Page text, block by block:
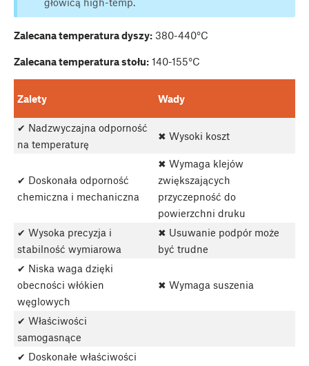
Zalecana temperatura dyszy: 380-440°C
Zalecana temperatura stołu: 140-155°C
Zalety Wady
✔ Nadzwyczajna odporność
na temperaturę
✖ Wysoki koszt
✔ Doskonała odporność
chemiczna i mechaniczna
✖ Wymaga klejów
zwiększających
przyczepność do
powierzchni druku
✔ Wysoka precyzja i
stabilność wymiarowa
✖ Usuwanie podpór może
być trudne
✔ Niska waga dzięki
obecności włókien
węglowych
✖ Wymaga suszenia
✔ Właściwości
samogasnące
✔ Doskonałe właściwości